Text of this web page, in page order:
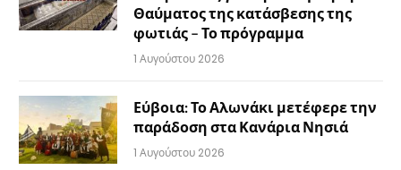
Θαύματος της κατάσβεσης της
φωτιάς – Το πρόγραμμα
1 Αυγούστου 2026
Εύβοια: Το Αλωνάκι μετέφερε την
παράδοση στα Κανάρια Νησιά
1 Αυγούστου 2026